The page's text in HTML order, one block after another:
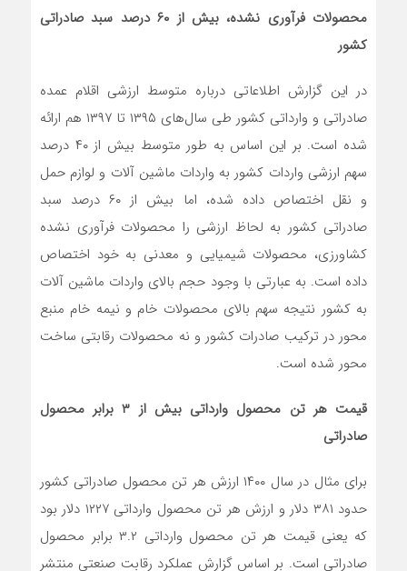
محصولات فرآوری نشده، بیش از ۶۰ درصد سبد صادراتی
کشور
در این گزارش اطلاعاتی درباره متوسط ارزشی اقلام عمده
صادراتی و وارداتی کشور طی سال‌های ۱۳۹۵ تا ۱۳۹۷ هم ارائه
شده است. بر این اساس به طور متوسط بیش از ۴۰ درصد
سهم ارزشی واردات کشور به واردات ماشین آلات و لوازم حمل
و نقل اختصاص داده شده، اما بیش از ۶۰ درصد سبد
صادراتی کشور به لحاظ ارزشی را محصولات فرآوری نشده
کشاورزی، محصولات شیمیایی و معدنی به خود اختصاص
داده است. به عبارتی با وجود حجم بالای واردات ماشین آلات
به کشور نتیجه سهم بالای محصولات خام و نیمه خام منبع
محور در ترکیب صادرات کشور و نه محصولات رقابتی ساخت
محور شده است.
قیمت هر تن محصول وارداتی بیش از ۳ برابر محصول
صادراتی
برای مثال در سال ۱۴۰۰ ارزش هر تن محصول صادراتی کشور
حدود ۳۸۱ دلار و ارزش هر تن محصول وارداتی ۱۲۲۷ دلار بود
که یعنی قیمت هر تن محصول وارداتی ۳.۲ برابر محصول
صادراتی است. بر اساس گزارش عملکرد رقابت صنعتی منتشر